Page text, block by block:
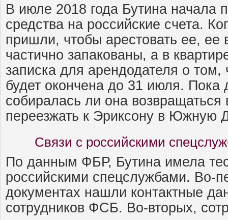
В июле 2018 года Бутина начала
средства на российские счета.
пришли, чтобы арестовать ее,
частично запакованы, а в
записка для арендодателя о том,
будет окончена до 31 июля. Пока
собиралась ли она
переезжать к Эриксону в Южную
Связи с российскими
По данным ФБР, Бутина имела
российскими спецслужбами. Во-
документах нашли контактные
сотрудников ФСБ. Во-вторых,